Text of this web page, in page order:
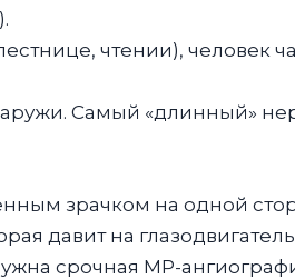
чтении), человек
Самый «длинный»
зрачком на одной
давит на
срочная МР-